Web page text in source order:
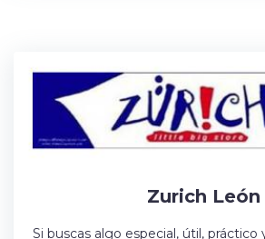
Zurich León
Si buscas algo especial, útil,